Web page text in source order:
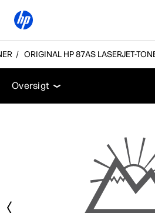
ORIGINAL HP 87AS LASERJET-
Oversigt Funktioner
Oversigt